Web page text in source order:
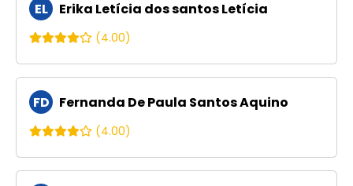
EL Erika Letícia dos santos Letícia
(4.00)
FD Fernanda De Paula Santos Aquino
(4.00)